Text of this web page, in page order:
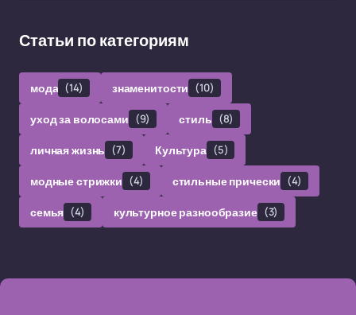
Статьи по категориям
мода (14) знаменитости (10)
уход за волосами (9) стиль (8)
личная жизнь (7) Культура (5)
модные стрижки (4) стильные прически (4)
семья (4) культурное разнообразие (3)